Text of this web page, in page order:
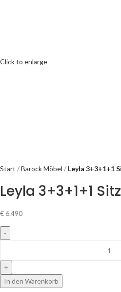
Click to enlarge
Start Barock Möbel Leyla 3+3+1+1
Leyla 3+3+1+1
€6.490
In den Warenkorb